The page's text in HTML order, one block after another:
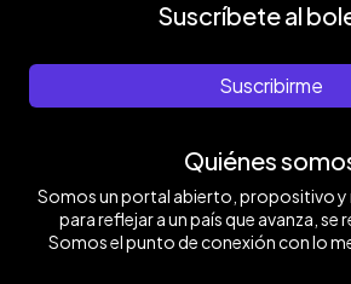
Suscríbete al
Suscribirme
Quiénes
Somos un portal abierto, propositivo
para reflejar a un país que avanza, se
Somos el punto de conexión con lo